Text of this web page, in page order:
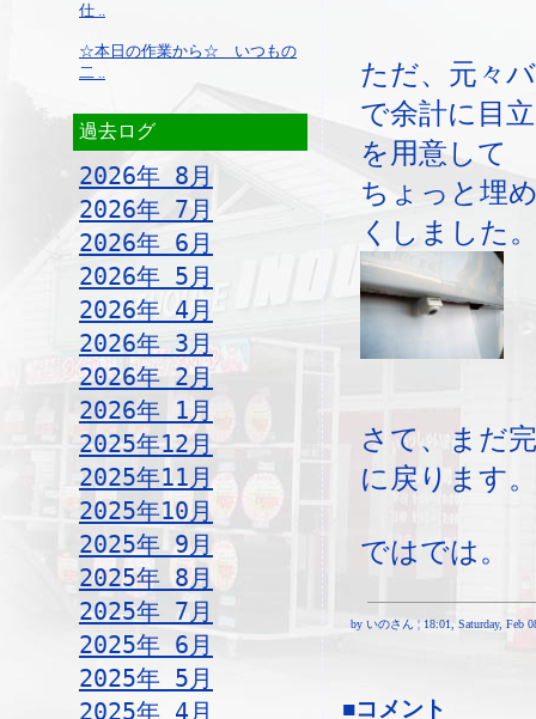
仕 ..
☆本日の作業から☆ いつもの
二 ..
過去ログ
2026年 8月
2026年 7月
2026年 6月
2026年 5月
2026年 4月
2026年 3月
2026年 2月
2026年 1月
2025年12月
2025年11月
2025年10月
2025年 9月
2025年 8月
2025年 7月
2025年 6月
2025年 5月
2025年 4月
ただ、元々
で余計に目
を用意して
ちょっと埋
くしました
さて、まだ
に戻ります。
ではでは。
by いのさん ¦ 18:01, Saturday, Feb
■コメント